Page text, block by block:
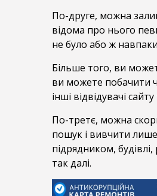
По-друге, можна
відома про нього
не було або ж
Більше того, ви
ви можете побачити
інші відвідувачі
По-третє, можна
пошук і вивчити
підрядником,
так далі.